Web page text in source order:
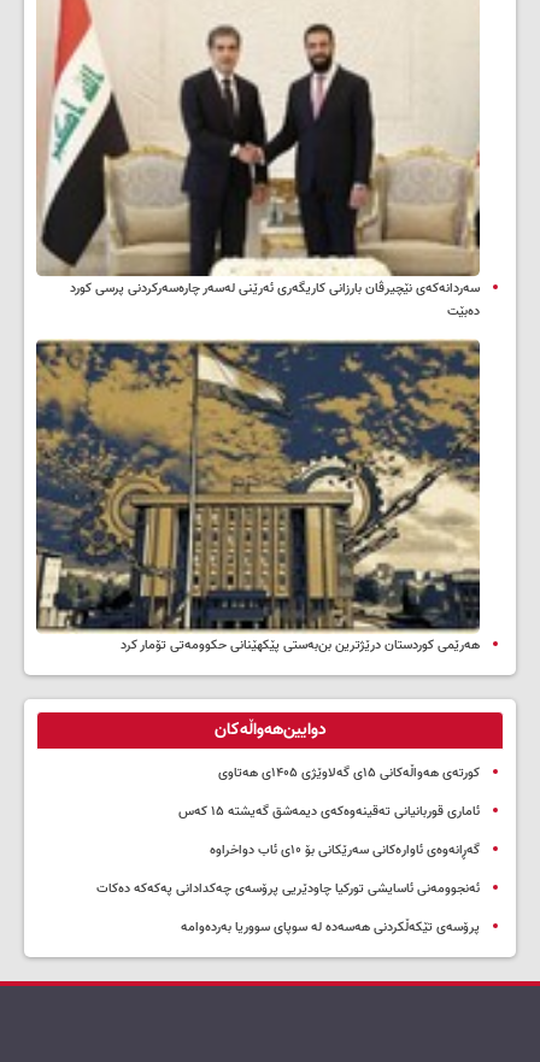
سه‌ردانه‌کەی نێچیرڤان بارزانی كاریگه‌ری ئه‌رێنی له‌سه‌ر چاره‌سه‌ركردنی پرسی كورد
ده‌بێت
هەرێمی کوردستان درێژترین بن‌بەستی پێکهێنانی حکوومەتی تۆمار کرد
دوایین‌هەواڵەکان
کورتەی هەواڵەکانی ۱۵ی گەلاوێژی ۱۴۰۵ی هەتاوی
ئاماری قوربانیانی تەقینەوەکەی دیمەشق گەیشتە ۱۵ کەس
گەڕانەوەی ئاوارەکانی سەرێکانی بۆ ۱۰ی ئاب دواخراوە
ئەنجوومەنی ئاسایشی تورکیا چاودێریی پرۆسەی چەکدادانی پەکەکە دەکات
پرۆسەی تێکەڵکردنی هەسەدە لە سوپای سووریا بەردەوامە